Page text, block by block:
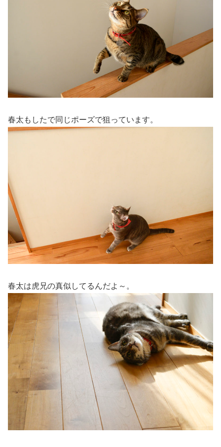
春太もしたで同じポーズで狙っています。
春太は虎兄の真似してるんだよ～。